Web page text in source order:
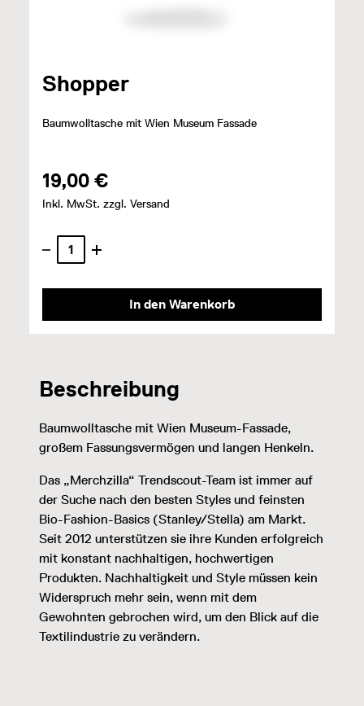
Shopper
Baumwolltasche mit Wien Museum Fassade
19,00 €
Inkl. MwSt. zzgl. Versand
In den Warenkorb
Beschreibung
Baumwolltasche mit Wien Museum-Fassade,
großem Fassungsvermögen und langen Henkeln.
Das „Merchzilla“ Trendscout-Team ist immer auf
der Suche nach den besten Styles und feinsten
Bio-Fashion-Basics (Stanley/Stella) am Markt.
Seit 2012 unterstützen sie ihre Kunden erfolgreich
mit konstant nachhaltigen, hochwertigen
Produkten. Nachhaltigkeit und Style müssen kein
Widerspruch mehr sein, wenn mit dem
Gewohnten gebrochen wird, um den Blick auf die
Textilindustrie zu verändern.